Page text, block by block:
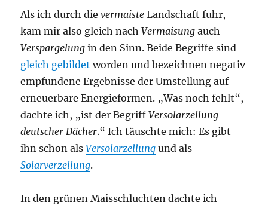
Als ich durch dievermaiste Landschaft fuhr,
kam mir also gleich nachVermaisung auch
Verspargelung in den Sinn. Beide Begriffe sind
gleich gebildet worden und bezeichnen negativ
empfundene Ergebnisse der Umstellung auf
erneuerbare Energieformen. „Was noch fehlt“,
dachte ich, „ist der BegriffVersolarzellung
deutscher Dächer.“ Ich täuschte mich: Es gibt
ihn schon alsVersolarzellung und als
Solarverzellung.
In den grünen Maisschluchten dachte ich